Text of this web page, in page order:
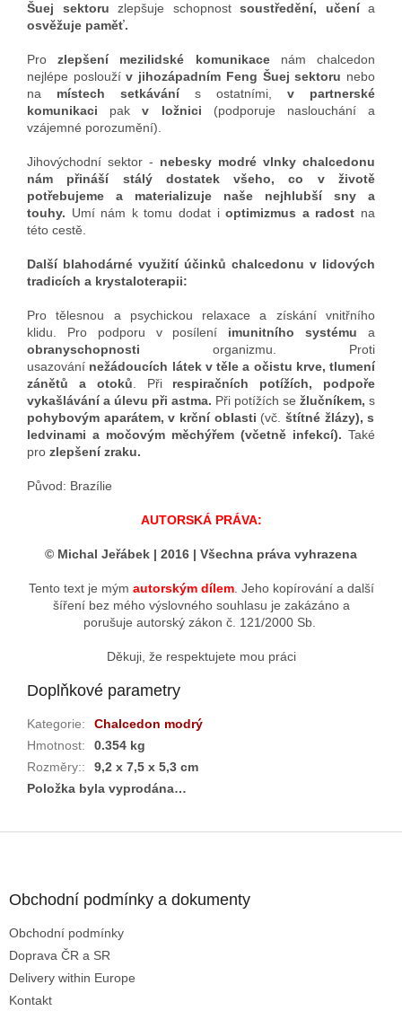
Šuej sektoru
zlepšuje schopnost soustředění, učenía
osvěžuje paměť.
Pro zlepšení mezilidské komunikace
nám chalcedon
nejlépe poslouží v jihozápadním Feng Šuej sektoru nebo
na
místech setkávání s ostatními,
v partnerské
komunikaci
pak v ložnici
(podporuje naslouchání a
vzájemné porozumění).
Jihovýchodní sektor - nebesky modré vlnky chalcedonu
nám přináší stálý dostatek všeho, co v životě
potřebujeme a materializuje naše nejhlubší sny a
touhy. Umí nám k tomu dodat ioptimizmus a radost na
této cestě.
Další blahodárné využití účinků chalcedonu v lidových
tradicích a krystaloterapii:
Pro tělesnou a psychickou relaxace a získání vnitřního
klidu. Pro podporu v posílení
imunitního systémua
obranyschopnosti organizmu. Proti
usazování nežádoucích látek v těle a očistu krve, tlumení
zánětů a otoků. Přirespiračních potížích, podpoře
vykašlávání a úlevu při astma. Při potížích se žlučníkem, s
pohybovým aparátem, v krční oblasti (vč. štítné žlázy), s
ledvinami a močovým měchýřem (včetně infekcí). Také
pro zlepšení zraku.
Původ: Brazílie
AUTORSKÁ PRÁVA:
© Michal Jeřábek | 2016 | Všechna práva vyhrazena
Tento text je mým autorským dílem. Jeho kopírování a další
šíření bez mého výslovného souhlasu je zakázáno a
porušuje autorský zákon č. 121/2000 Sb.
Děkuji, že respektujete mou práci
Doplňkové parametry
Kategorie:
Chalcedon modrý
Hmotnost:
0.354 kg
Rozměry::
9,2 x 7,5 x 5,3 cm
Položka byla vyprodána…
Obchodní podmínky a dokumenty
Obchodní podmínky
Doprava ČR a SR
Delivery within Europe
Kontakt